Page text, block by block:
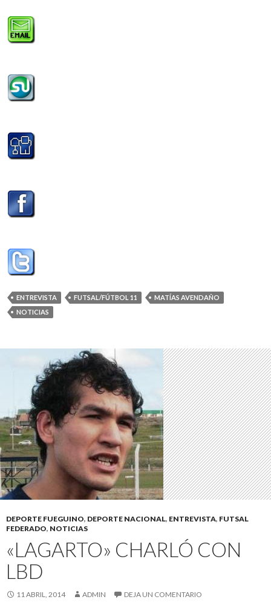
ENTREVISTA FUTSAL/FÚTBOL 11
MATÍAS AVENDAÑO
NOTICIAS
DEPORTE FUEGUINO, DEPORTE NACIONAL, ENTREVISTA, FUTSAL
FEDERADO, NOTICIAS
«LAGARTO» CHARLÓ CON
LBD
11 ABRIL, 2014 ADMIN DEJA UN COMENTARIO